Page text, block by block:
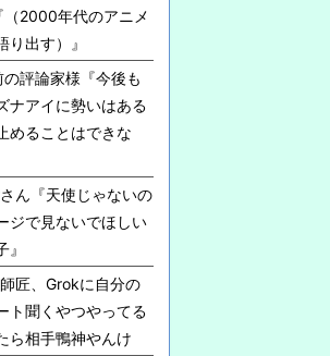
（2000年代のアニメ
り出す）』
の評論家様『今後も
ナアイに勢いはある
めることはできな
ん『天使じゃないの
ジで見ないでほしい
匠、Grokに自分の
ト聞くやつやってる
ら相手鴨神やんけ